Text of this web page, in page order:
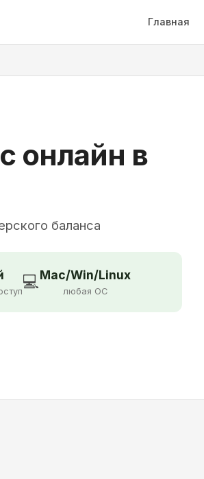
Главная
онлайн в
баланса
💻Mac/Win/Linux
любая ОС